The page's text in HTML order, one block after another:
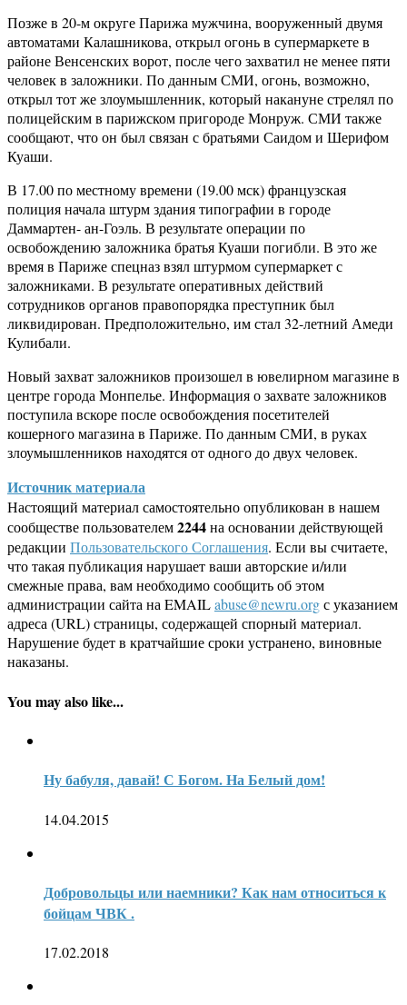
Позже в 20-м округе Парижа мужчина, вооруженный двумя
автоматами Калашникова, открыл огонь в супермаркете в
районе Венсенских ворот, после чего захватил не менее пяти
человек в заложники. По данным СМИ, огонь, возможно,
открыл тот же злоумышленник, который накануне стрелял по
полицейским в парижском пригороде Монруж. СМИ также
сообщают, что он был связан с братьями Саидом и Шерифом
Куаши.
В 17.00 по местному времени (19.00 мск) французская
полиция начала штурм здания типографии в городе
Даммартен- ан-Гоэль. В результате операции по
освобождению заложника братья Куаши погибли. В это же
время в Париже спецназ взял штурмом супермаркет с
заложниками. В результате оперативных действий
сотрудников органов правопорядка преступник был
ликвидирован. Предположительно, им стал 32-летний Амеди
Кулибали.
Новый захват заложников произошел в ювелирном магазине в
центре города Монпелье. Информация о захвате заложников
поступила вскоре после освобождения посетителей
кошерного магазина в Париже. По данным СМИ, в руках
злоумышленников находятся от одного до двух человек.
Источник материала
Настоящий материал самостоятельно опубликован в нашем
сообществе пользователем2244на основании действующей
редакции Пользовательского Соглашения. Если вы считаете,
что такая публикация нарушает ваши авторские и/или
смежные права, вам необходимо сообщить об этом
администрации сайта на EMAILabuse@newru.orgс указанием
адреса (URL) страницы, содержащей спорный материал.
Нарушение будет в кратчайшие сроки устранено, виновные
наказаны.
You may also like...
Ну бабуля, давай! С Богом. На Белый дом!
14.04.2015
Добровольцы или наемники? Как нам относиться к
бойцам ЧВК .
17.02.2018